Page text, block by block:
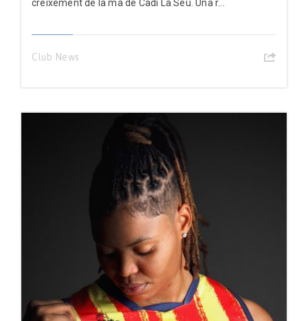
creixement de la mà de Cadí La Seu. Una r...
Club News